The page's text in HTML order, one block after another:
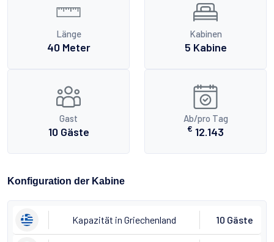
Länge
40 Meter
Kabinen
5 Kabine
Gast
10 Gäste
Ab/pro Tag
€ 12.143
Konfiguration der Kabine
Kapazität in Griechenland 10 Gäste